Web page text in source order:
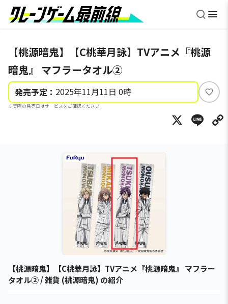
【桃源暗鬼】【C桃華月詠】TVアニメ『桃源
暗鬼』 マフラータオル②
発売予定： 2025年11月11日 0時
※実際の発売日はサービスをご確認ください。
い
ね
X
【桃源暗鬼】【C桃華月詠】TVアニメ『桃源暗鬼』 マフラー
タオル② / 雑貨 (桃源暗鬼) の紹介